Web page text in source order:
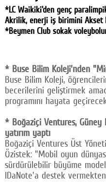
Facebook
Twitter
© 2026 TÜM HAKLARI SAKLIDIR
*LC Waikiki'den genç
Akrilik, enerji iş birimini Akset
*Beymen Club sokak
* Buse Bilim Koleji'nden
Buse Bilim Koleji,
becerilerini geliştirmek
programını hayata
* Boğaziçi Ventures,
yatırım yaptı
Boğaziçi Ventures Üst
Özistek: "Mobil oyun
sürdürülebilir büyüme
IDaNote'a destek